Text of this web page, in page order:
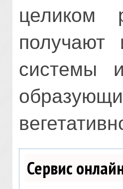
целиком
получают
системы
Сервис